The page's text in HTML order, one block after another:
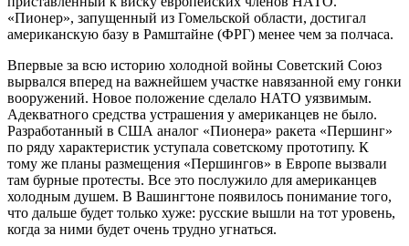
«Пионер», запущенный из Гомельской области, достигал
американскую базу в Рамштайне (ФРГ) менее чем за полчаса.
Впервые за всю историю холодной войны Советский Союз
вырвался вперед на важнейшем участке навязанной ему гонки
вооружений. Новое положение сделало НАТО уязвимым.
Адекватного средства устрашения у американцев не было.
Разработанный в США аналог «Пионера» ракета «Першинг»
по ряду характеристик уступала советскому прототипу. К
тому же планы размещения «Першингов» в Европе вызвали
там бурные протесты. Все это послужило для американцев
холодным душем. В Вашингтоне появилось понимание того,
что дальше будет только хуже: русские вышли на тот уровень,
когда за ними будет очень трудно угнаться.